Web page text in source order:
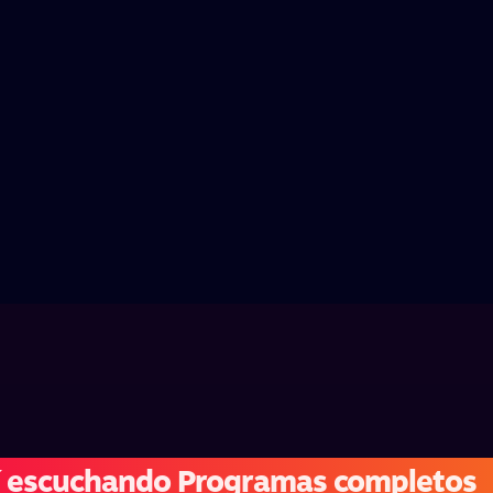
escuchando Programas completos